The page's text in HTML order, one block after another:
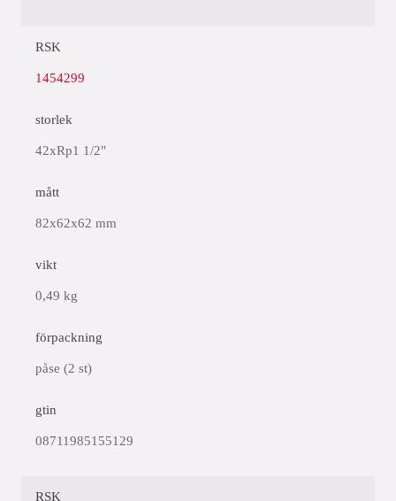
RSK
1454299
storlek
42xRp1 1/2"
mått
82x62x62 mm
vikt
0,49 kg
förpackning
påse (2 st)
gtin
08711985155129
RSK